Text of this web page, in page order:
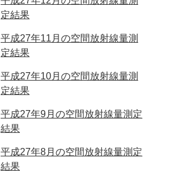
定結果
平成27年11月の空間放射線量測
定結果
平成27年10月の空間放射線量測
定結果
平成27年9月の空間放射線量測定
結果
平成27年8月の空間放射線量測定
結果